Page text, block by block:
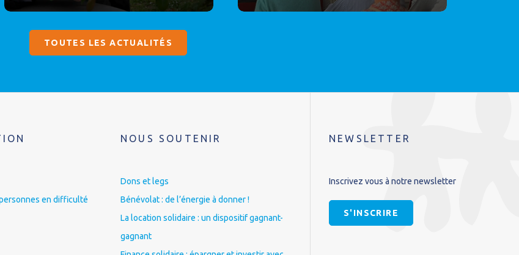
TOUTES LES ACTUALITÉS
en difficulté
NOUS SOUTENIR
Dons et legs
Bénévolat : de l’énergie à donner !
La location solidaire : un dispositif gagnant-
gagnant
NEWSLETTER
Inscrivez vous à notre newsletter
S'INSCRIRE